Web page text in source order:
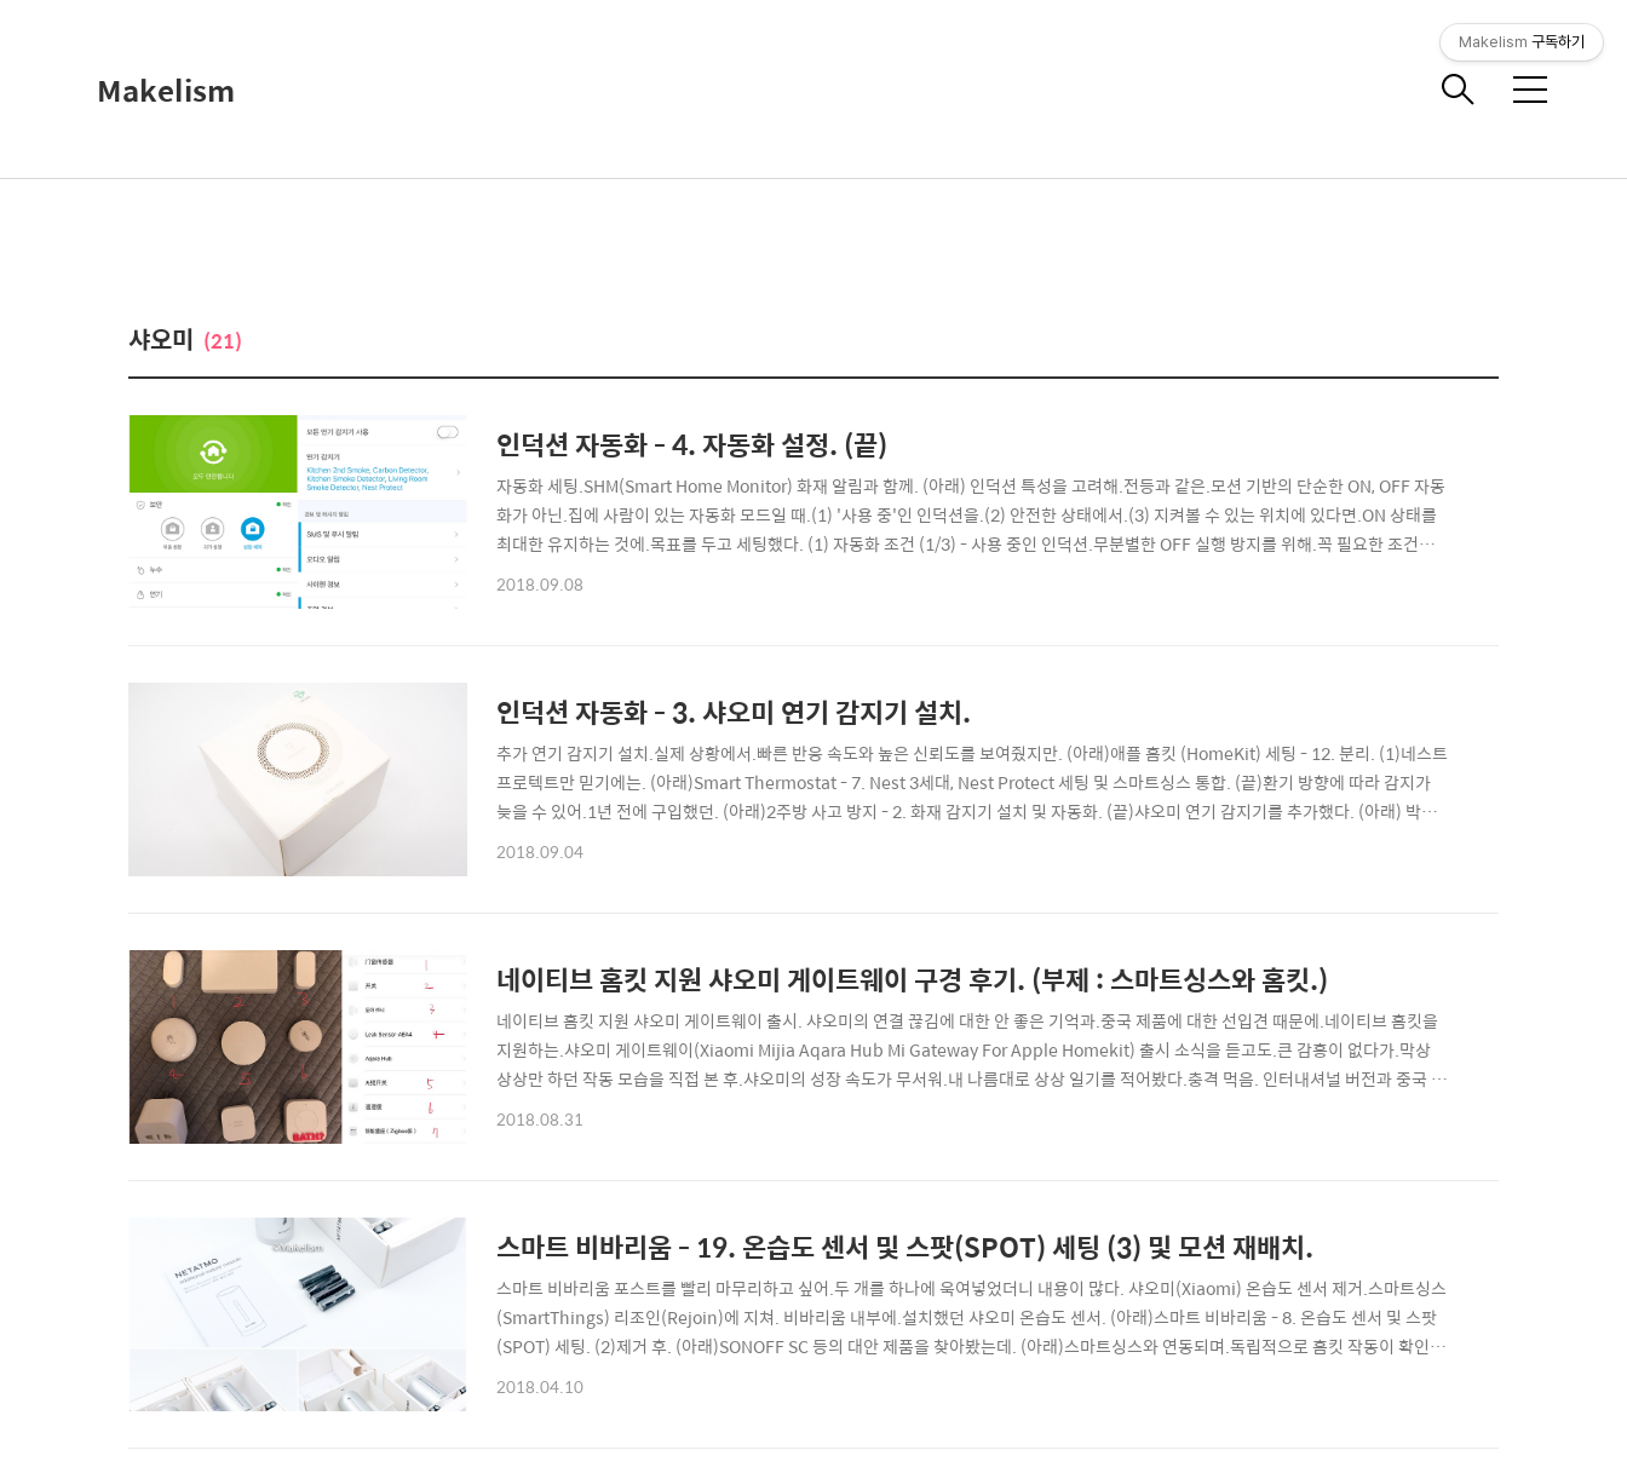
Makelism 메
샤오미 (21)
인덕션 자동화 - 4. 자동화 설정. (끝)
자동화 세팅.SHM(Smart Home Monitor) 화재 알림과 함께. (아래) 인덕션 특성을 고려해.전등과 같은.모션 기반의 단순한 ON, OFF 자동
화가 아닌.집에 사람이 있는 자동화 모드일 때.(1) '사용 중'인 인덕션을.(2) 안전한 상태에서.(3) 지켜볼 수 있는 위치에 있다면.ON 상태를
최대한 유지하는 것에.목표를 두고 세팅했다. (1) 자동화 조건 (1/3) - 사용 중인 인덕션.무분별한 OFF 실행 방지를 위해.꼭 필요한 조건이
다. 인덕션 전원만 연결한 세팅이라. (아래)인덕션 자동화 - 1. 마그네트 스위치 설치.'실제 사용 중인 인덕션'을 파악하는 부분은.새로운 장
2018.09.08
인덕션 자동화 - 3. 샤오미 연기 감지기 설치.
추가 연기 감지기 설치.실제 상황에서.빠른 반응 속도와 높은 신뢰도를 보여줬지만. (아래)애플 홈킷 (HomeKit) 세팅 - 12. 분리. (1)네스트
프로텍트만 믿기에는. (아래)Smart Thermostat - 7. Nest 3세대, Nest Protect 세팅 및 스마트싱스 통합. (끝)환기 방향에 따라 감지가
늦을 수 있어.1년 전에 구입했던. (아래)2주방 사고 방지 - 2. 화재 감지기 설치 및 자동화. (끝)샤오미 연기 감지기를 추가했다. (아래) 박
스.Works with SmartThings Nest mijia. 구성품.패키징은 그냥 그렇고. (아래)구성품은.앵커, 볼트, 양면테이프 2개.브라켓, 설명서, 본
2018.09.04
네이티브 홈킷 지원 샤오미 게이트웨이 구경 후기. (부제 : 스마트싱스와 홈킷.)
네이티브 홈킷 지원 샤오미 게이트웨이 출시. 샤오미의 연결 끊김에 대한 안 좋은 기억과.중국 제품에 대한 선입견 때문에.네이티브 홈킷을
지원하는.샤오미 게이트웨이(Xiaomi Mijia Aqara Hub Mi Gateway For Apple Homekit) 출시 소식을 듣고도.큰 감흥이 없다가.막상
상상만 하던 작동 모습을 직접 본 후.샤오미의 성장 속도가 무서워.내 나름대로 상상 일기를 적어봤다.충격 먹음. 인터내셔널 버전과 중국 내
수용 차이.스마트싱스 카페 (링크) 스탭 플루님께 '모든' 정보를 받았다. 인터내셔널 버전은.싱가폴, 유럽, 미국에 분산된 서버와 통신 및.미
2018.08.31
스마트 비바리움 - 19. 온습도 센서 및 스팟(SPOT) 세팅 (3) 및 모션 재배치.
스마트 비바리움 포스트를 빨리 마무리하고 싶어.두 개를 하나에 욱여넣었더니 내용이 많다. 샤오미(Xiaomi) 온습도 센서 제거.스마트싱스
(SmartThings) 리조인(Rejoin)에 지쳐. 비바리움 내부에.설치했던 샤오미 온습도 센서. (아래)스마트 비바리움 - 8. 온습도 센서 및 스팟
(SPOT) 세팅. (2)제거 후. (아래)SONOFF SC 등의 대안 제품을 찾아봤는데. (아래)스마트싱스와 연동되며.독립적으로 홈킷 작동이 확인된
제품은.Netatmo Additional Indoor Module 밖에 없더라. (아래) 샤오미 온습도 센서를 포기한 이유.비싸고 큰 데다 측정 인터벌(5분)이
2018.04.10
Makelism 구독하기